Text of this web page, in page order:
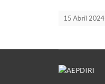
15 Abril 2024